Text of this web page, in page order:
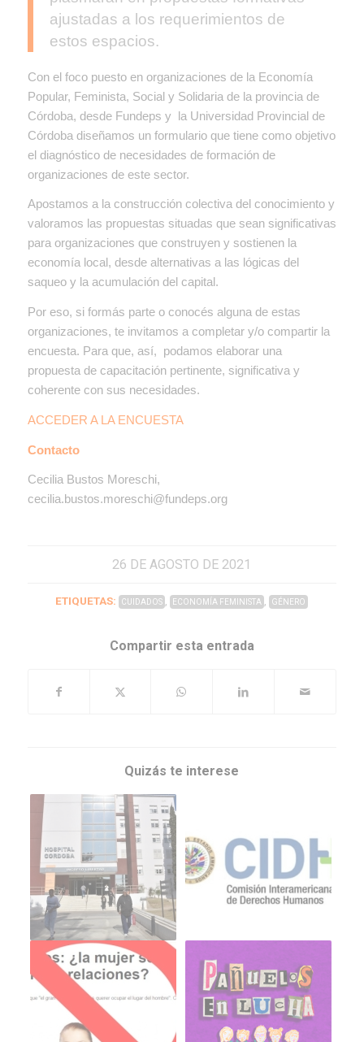
ajustadas a los requerimientos de
estos espacios.
Con el foco puesto en organizaciones de la Economía
Popular, Feminista, Social y Solidaria de la provincia de
Córdoba, desde Fundeps y la Universidad Provincial de
Córdoba diseñamos un formulario que tiene como objetivo
el diagnóstico de necesidades de formación de
organizaciones de este sector.
Apostamos a la construcción colectiva del conocimiento y
valoramos las propuestas situadas que sean significativas
para organizaciones que construyen y sostienen la
economía local, desde alternativas a las lógicas del
saqueo y la acumulación del capital.
Por eso, si formás parte o conocés alguna de estas
organizaciones, te invitamos a completar y/o compartir la
encuesta. Para que, así, podamos elaborar una
propuesta de capacitación pertinente, significativa y
coherente con sus necesidades.
ACCEDER A LA ENCUESTA
Contacto
Cecilia Bustos Moreschi,
cecilia.bustos.moreschi@fundeps.org
26 DE AGOSTO DE 2021
ETIQUETAS: CUIDADOS , ECONOMÍA FEMINISTA , GÉNERO
Compartir esta entrada
Quizás te interese